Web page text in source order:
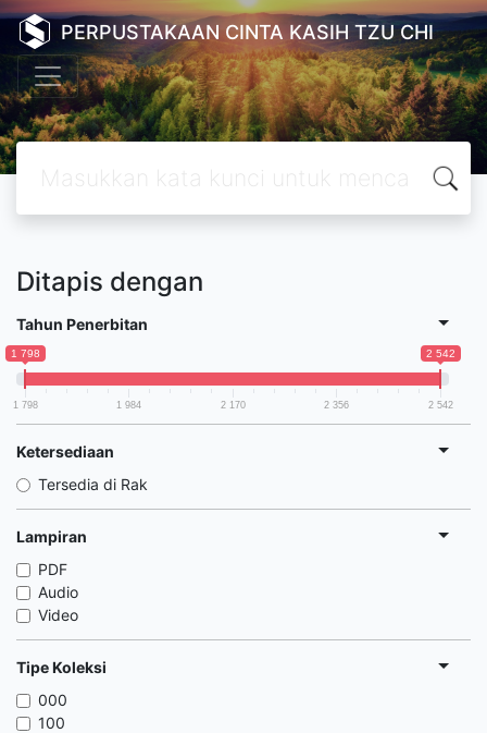
PERPUSTAKAAN CINTA KASIH TZU CHI
Ditapis dengan
Tahun Penerbitan
1 798 2 542
1 798 1 984 2 170 2 356 2 542
Ketersediaan
Tersedia di Rak
Lampiran
PDF
Audio
Video
Tipe Koleksi
000
100